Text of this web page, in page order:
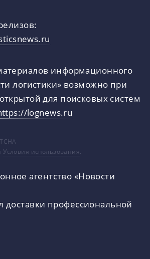
информационного
логистики» возможно при
для поисковых систем
lognews.ru
Условия использования.
агентство «Новости
доставки профессиональной